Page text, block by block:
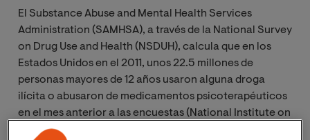
El Substance Abuse and Mental Health Services
Administration (SAMHSA), a través de la National Survey
on Drug Use and Health (NSDUH), calcula que en los
Estados Unidos en el 2011, unos 22.5 millones de
personas mayores de 12 años usaron alguna droga
ilícita o abusaron de medicamentos psicoterapéuticos
en el mes anterior a las encuestas (National Institute on
Drug Abuse, 2013). Esto equivale al 8.7% de su